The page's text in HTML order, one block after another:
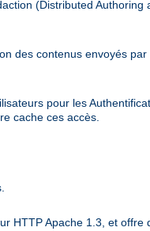
(Distributed Authoring
des contenus envoyés par
pour les
cache ces accès.
HTTP Apache 1.3, et offre